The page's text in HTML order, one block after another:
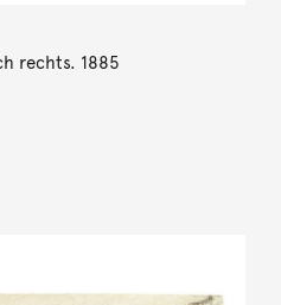
rechts. 1885